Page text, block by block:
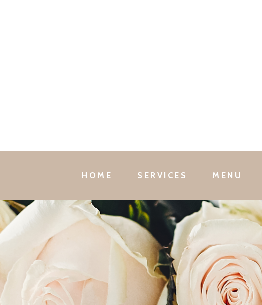
HOME SERVICES MENU